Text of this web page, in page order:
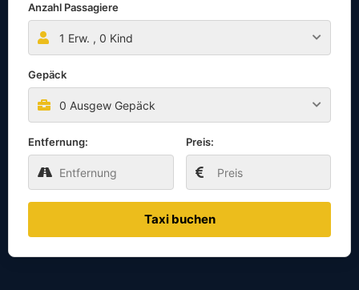
Anzahl Passagiere
1 Erw. , 0 Kind
Gepäck
0 Ausgew Gepäck
Entfernung: Preis:
Taxi buchen